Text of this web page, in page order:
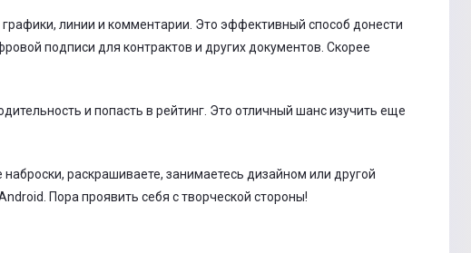
линии и комментарии. Это эффективный способ донести
подписи для контрактов и других документов. Скорее
и попасть в рейтинг. Это отличный шанс изучить еще
раскрашиваете, занимаетесь дизайном или другой
Пора проявить себя с творческой стороны!